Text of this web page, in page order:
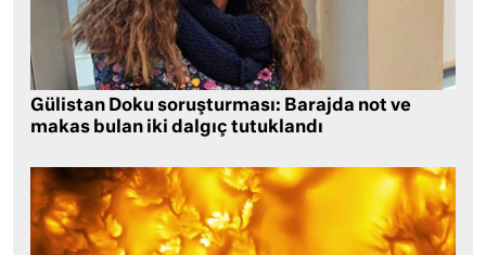
Gülistan Doku soruşturması: Barajda not ve
makas bulan iki dalgıç tutuklandı